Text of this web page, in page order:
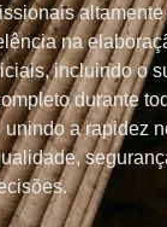
na
incluindo o
durante
a rapidez